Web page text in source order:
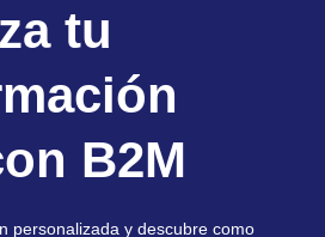
tu
B2M
personalizada y descubre como